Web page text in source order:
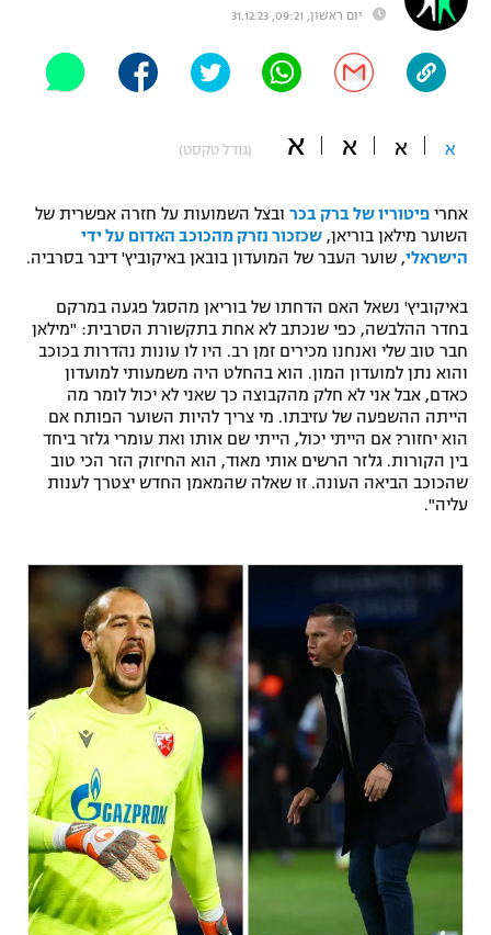
"מחצית בשכונה" – פודקאסט
משתתפים וזוכים בפרסים
תקנון משתתפים וזוכים בפרסים
תקנון עבור פעילות אלקטרה
תקנון עבור פעילות ספורט 1 – "מרלן"
גיימינג E-Sports
תנאי שימוש
מדיניות פרטיות
תקנון פעילות ספורט 1
רשיון להקרנה פומבית לבית עסק
הצטרפות לחבילת הערוצים
לוח דרושים – ג'ובנט
המגזין
ספורט מוטורי
כדורמים
בייסבול MLB
ספורט אתגרי ואקסטרים
אומנויות לחימה
גיימינג E-Sports
יום ראשון, 09:21, 31.12.23
א א א א (גודל טקסט)
אחרי פיטוריו של ברק בכר ובצל השמועות על חזרה אפשרית של
השוער מילאן בוריאן, שכזכור נזרק מהכוכב האדום על ידי
הישראלי, שוער העבר של המועדון בובאן באיקוביץ' דיבר בסרביה.
באיקוביץ' נשאל האם הדחתו של בוריאן מהסגל פגעה במרקם
בחדר ההלבשה, כפי שנכתב לא אחת בתקשורת הסרבית: "מילאן
חבר טוב שלי ואנחנו מכירים זמן רב. היו לו עונות נהדרות בכוכב
והוא נתן למועדון המון. הוא בהחלט היה משמעותי למועדון
כאדם, אבל אני לא חלק מהקבוצה כך שאני לא יכול לומר מה
הייתה ההשפעה של עזיבתו. מי צריך להיות השוער הפותח אם
הוא יחזור? אם הייתי יכול, הייתי שם אותו ואת עומרי גלזר ביחד
בין הקורות. גלזר הרשים אותי מאוד, הוא החיזוק הזר הכי טוב
שהכוכב הביאה העונה. זו שאלה שהמאמן החדש יצטרך לענות
עליה".